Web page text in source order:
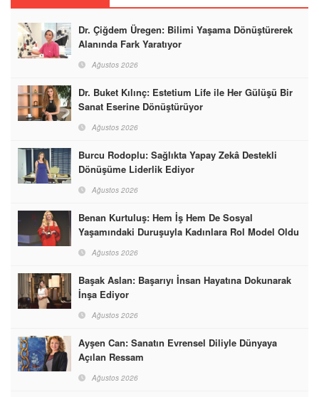
Dr. Çiğdem Üregen: Bilimi Yaşama Dönüştürerek
Alanında Fark Yaratıyor
Ağustos 2026
Dr. Buket Kılınç: Estetium Life ile Her Gülüşü Bir
Sanat Eserine Dönüştürüyor
Ağustos 2026
Burcu Rodoplu: Sağlıkta Yapay Zekâ Destekli
Dönüşüme Liderlik Ediyor
Ağustos 2026
Benan Kurtuluş: Hem İş Hem De Sosyal
Yaşamındaki Duruşuyla Kadınlara Rol Model Oldu
Ağustos 2026
Başak Aslan: Başarıyı İnsan Hayatına Dokunarak
İnşa Ediyor
Ağustos 2026
Ayşen Can: Sanatın Evrensel Diliyle Dünyaya
Açılan Ressam
Ağustos 2026